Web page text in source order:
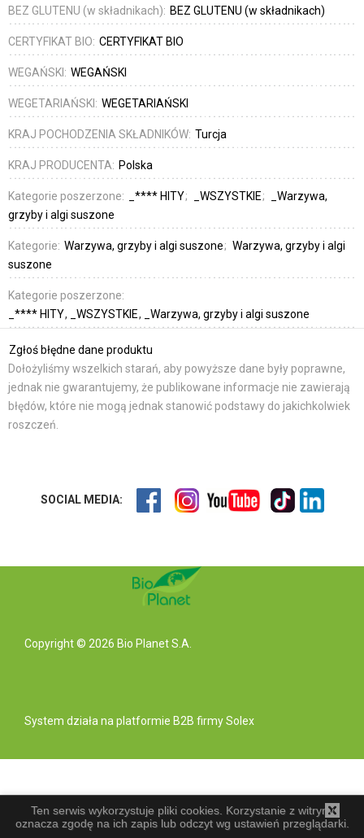
BEZ GLUTENU (w składnikach): BEZ GLUTENU (w składnikach)
CERTYFIKAT BIO: CERTYFIKAT BIO
WEGAŃSKI: WEGAŃSKI
WEGETARIAŃSKI: WEGETARIAŃSKI
KRAJ POCHODZENIA SKŁADNIKÓW: Turcja
KRAJ PRODUCENTA: Polska
Kategorie poszerzone: _**** HITY _WSZYSTKIE
_Warzywa,
grzyby i algi suszone
Kategorie: Warzywa, grzyby i algi suszone
Warzywa, grzyby i algi
suszone
Kategorie poszerzone:
_**** HITY
_WSZYSTKIE _Warzywa, grzyby i algi suszone
Zgłoś błędne dane produktu
Dołożyliśmy wszelkich starań, aby powyższe dane były poprawne,
jednak nie gwarantujemy, że publikowane informacje nie zawierają
błędów, które nie mogą jednak stanowić podstawy do jakichkolwiek
roszczeń.
SOCIAL MEDIA:
Copyright © 2026 Bio Planet S.A.
System działa na platformie B2B firmy Solex
Ten serwis wykorzystuje pliki cookies. Korzystanie z witryny
oznacza zgodę na ich zapis lub odczyt wg ustawień przeglądarki.